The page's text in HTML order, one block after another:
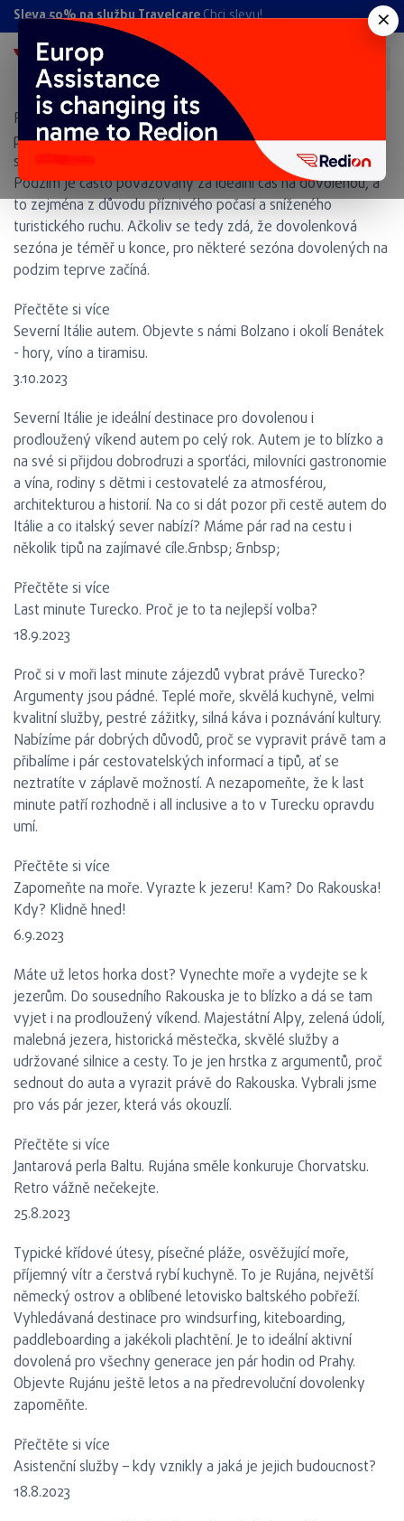
Sleva 50% na službu TravelcareChci slevu!
Novinky
Nižší ceny, příjemné teploty a klid. Proč je podzim skvělým
obdobím pro dovolenou?
9.10.2023
Podzim pro mnohé znamená opětovný návrat ke školním, či
pracovním povinnostem a jen málo kdo si toto období
spojuje s dobou odpočinku a dovolené. Opak je ale pravdou.
Podzim je často považovaný za ideální čas na dovolenou, a
to zejména z důvodu příznivého počasí a sníženého
turistického ruchu. Ačkoliv se tedy zdá, že dovolenková
sezóna je téměř u konce, pro některé sezóna dovolených na
podzim teprve začíná.
Přečtěte si více
Severní Itálie autem. Objevte s námi Bolzano i okolí Benátek
- hory, víno a tiramisu.
3.10.2023
Severní Itálie je ideální destinace pro dovolenou i
prodloužený víkend autem po celý rok. Autem je to blízko a
na své si přijdou dobrodruzi a sporťáci, milovníci gastronomie
a vína, rodiny s dětmi i cestovatelé za atmosférou,
architekturou a historií. Na co si dát pozor při cestě autem do
Itálie a co italský sever nabízí? Máme pár rad na cestu i
několik tipů na zajímavé cíle.&nbsp; &nbsp;
Přečtěte si více
Last minute Turecko. Proč je to ta nejlepší volba?
18.9.2023
Proč si v moři last minute zájezdů vybrat právě Turecko?
Argumenty jsou pádné. Teplé moře, skvělá kuchyně, velmi
kvalitní služby, pestré zážitky, silná káva i poznávání kultury.
Nabízíme pár dobrých důvodů, proč se vypravit právě tam a
přibalíme i pár cestovatelských informací a tipů, ať se
neztratíte v záplavě možností. A nezapomeňte, že k last
minute patří rozhodně i all inclusive a to v Turecku opravdu
umí.
Přečtěte si více
Zapomeňte na moře. Vyrazte k jezeru! Kam? Do Rakouska!
Kdy? Klidně hned!
6.9.2023
Máte už letos horka dost? Vynechte moře a vydejte se k
jezerům. Do sousedního Rakouska je to blízko a dá se tam
vyjet i na prodloužený víkend. Majestátní Alpy, zelená údolí,
malebná jezera, historická městečka, skvělé služby a
udržované silnice a cesty. To je jen hrstka z argumentů, proč
sednout do auta a vyrazit právě do Rakouska. Vybrali jsme
pro vás pár jezer, která vás okouzlí.
Přečtěte si více
Jantarová perla Baltu. Rujána směle konkuruje Chorvatsku.
Retro vážně nečekejte.
25.8.2023
Typické křídové útesy, písečné pláže, osvěžující moře,
příjemný vítr a čerstvá rybí kuchyně. To je Rujána, největší
německý ostrov a oblíbené letovisko baltského pobřeží.
Vyhledávaná destinace pro windsurfing, kiteboarding,
paddleboarding a jakékoli plachtění. Je to ideální aktivní
dovolená pro všechny generace jen pár hodin od Prahy.
Objevte Rujánu ještě letos a na předrevoluční dovolenky
zapoměňte.
Přečtěte si více
Asistenční služby – kdy vznikly a jaká je jejich budoucnost?
18.8.2023
×